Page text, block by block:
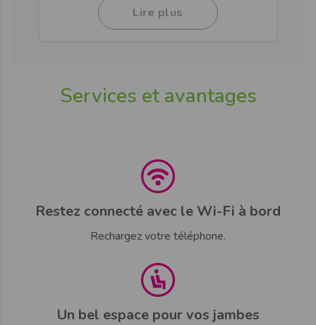
Lire plus
Services et avantages
Restez connecté avec le Wi-Fi à bord
Rechargez votre téléphone.
Un bel espace pour vos jambes